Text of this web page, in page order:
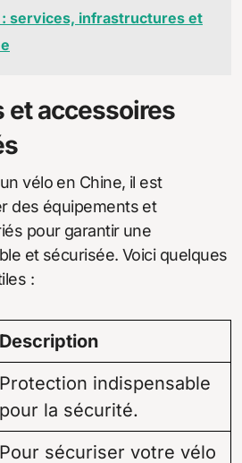
: services, infrastructures et
et accessoires
vélo en Chine, il est
des équipements et
pour garantir une
et sécurisée. Voici quelques
:
Description
Protection indispensable
pour la sécurité.
Pour sécuriser votre vélo